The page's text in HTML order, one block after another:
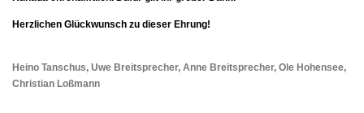
Herzlichen Glückwunsch zu dieser Ehrung!
Heino Tanschus, Uwe Breitsprecher, Anne Breitsprecher, Ole Hohensee,
Christian Loßmann